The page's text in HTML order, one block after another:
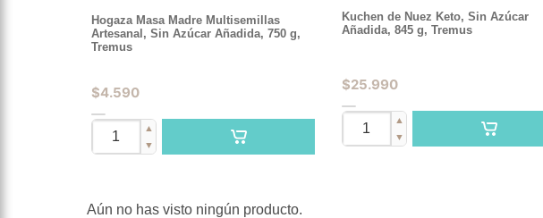
Hogaza Masa Madre Multisemillas
Artesanal, Sin Azúcar Añadida, 750 g,
Tremus
$4.590
▲
▼
Kuchen de Nuez Keto, Sin Azúcar
Añadida, 845 g, Tremus
$25.990
▲
▼
Aún no has visto ningún producto.